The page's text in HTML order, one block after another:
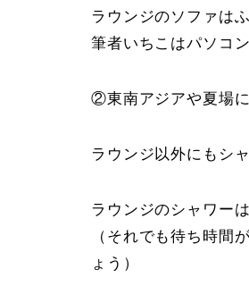
ラウンジのソファは
筆者いちこはパソコ
②東南アジアや夏場
ラウンジ以外にもシ
ラウンジのシャワー
（それでも待ち時間
ょう）